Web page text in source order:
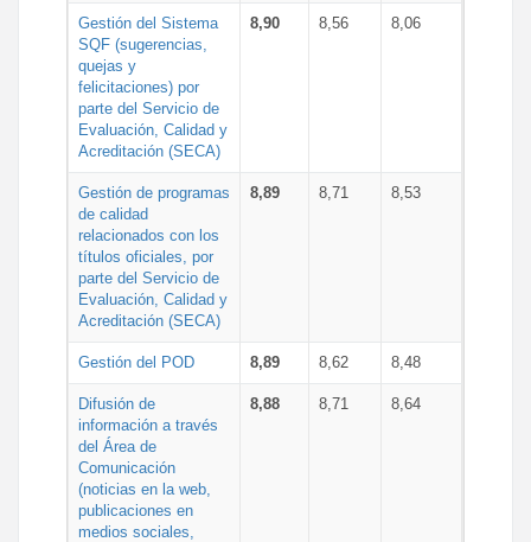
Gestión del Sistema
SQF (sugerencias,
quejas y
felicitaciones) por
parte del Servicio de
Evaluación, Calidad y
Acreditación (SECA)
8,90 8,56 8,06
Gestión de programas
de calidad
relacionados con los
títulos oficiales, por
parte del Servicio de
Evaluación, Calidad y
Acreditación (SECA)
8,89 8,71 8,53
Gestión del POD 8,89 8,62 8,48
Difusión de
información a través
del Área de
Comunicación
(noticias en la web,
publicaciones en
medios sociales,
8,88 8,71 8,64